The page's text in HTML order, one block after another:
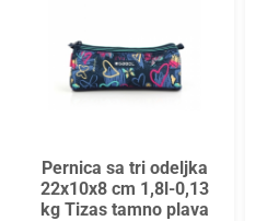
Pernica sa tri odeljka
22x10x8 cm 1,8l-0,13
kg Tizas tamno plava